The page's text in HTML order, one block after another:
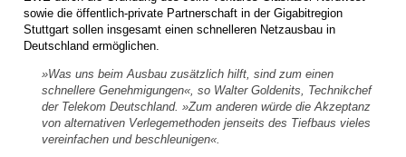
sowie die öffentlich-private Partnerschaft in der Gigabitregion
Stuttgart sollen insgesamt einen schnelleren Netzausbau in
Deutschland ermöglichen.
»Was uns beim Ausbau zusätzlich hilft, sind zum einen
schnellere Genehmigungen«, so Walter Goldenits, Technikchef
der Telekom Deutschland. »Zum anderen würde die Akzeptanz
von alternativen Verlegemethoden jenseits des Tiefbaus vieles
vereinfachen und beschleunigen«.